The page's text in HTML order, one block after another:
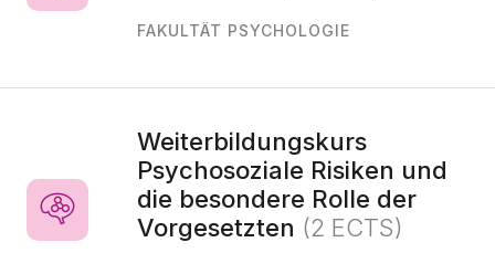
FAKULTÄT PSYCHOLOGIE
Weiterbildungskurs
Psychosoziale Risiken und
die besondere Rolle der
Vorgesetzten (2 ECTS)